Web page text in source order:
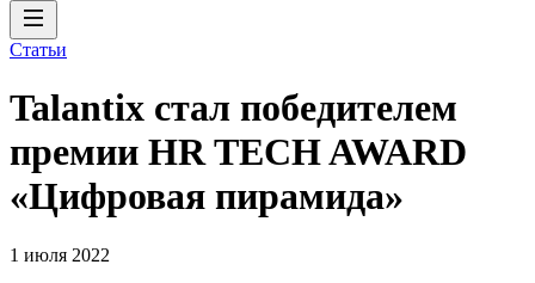
Статьи
Talantix cтал победителем
премии HR TECH AWARD
«Цифровая пирамида»
1 июля 2022